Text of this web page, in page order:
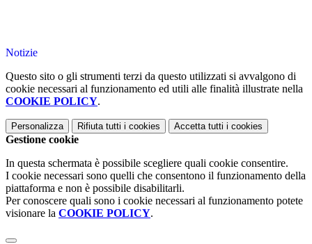
Notizie
Questo sito o gli strumenti terzi da questo utilizzati si avvalgono di
cookie necessari al funzionamento ed utili alle finalità illustrate nella
COOKIE POLICY.
Personalizza Rifiuta tutti i cookies Accetta tutti i cookies
Gestione cookie
In questa schermata è possibile scegliere quali cookie consentire.
I cookie necessari sono quelli che consentono il funzionamento della
piattaforma e non è possibile disabilitarli.
Per conoscere quali sono i cookie necessari al funzionamento potete
visionare la COOKIE POLICY.